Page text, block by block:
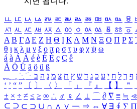
ㅥ ㅦ ㅧ ㅨ ㅩ ㅪ ㅫ ㅬ ㅭ ㅮ ㅯ ㅰ ㅱ
ㅺ ㅻ ㅼ ㅽ ㅾ ㅿ ㆀ ㆁ ㆂ ㆃ ㆄ ㆅ ㆆ
Α Β ΓΔ Ε Ζ Η Θ Ι ΚΛ Μ Ν Ξ Ο Π Ρ Σ
θ ι κ λ μ ν ξ ο π ρ σ τ υ φ χ ψ ω
á à Á À é è É È ç Ç ê
Ä Ö Ü ä ö ü ß
ִֶֹ ֻּ ׁׂ ף ך ל ח י ע כ ג ד ש ץ ת צ מ נ ה ב
‘ ’ “ ” 〔 〕 〈 〉 「 」 『 』 【 】 ＂
± × ÷ ≠ ≤ ≥ ∞ ∴ ♂ ♀ ∠ ⊥ ⌒ ∂ ∇ ≡ ≒
⊆ ⊇ ⊂ ⊃ ∪ ∩ ∧ ∨ ￢ ⇒ ⇔ ∀ ∃ ∮ ∑ ∏